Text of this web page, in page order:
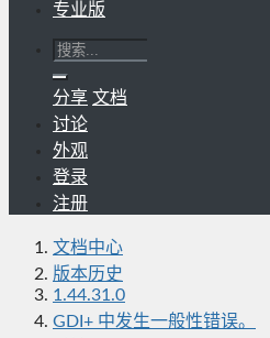
专业版
分享 文档
讨论
外观
登录
注册
文档中心
版本历史
1.44.31.0
GDI+ 中发生一般性错误。